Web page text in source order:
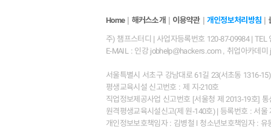
Home 해커스소개 | 이용약관 | 개인정보처리방침 |
주) 챔프스터디 | 사업자등록번호 120-87-09984 |
E-MAIL : 인강 jobhelp@hackers.com , 취업아카데
서울특별시 서초구 강남대로 61길 23(서초동 1316-
평생교육시설 신고번호 : 제 지-210호
직업정보제공사업 신고번호 [서울청 제 2013-19호]
원격평생교육시설신고(제 원-140호) | 등록번호 : 서
개인정보보호책임자 : 김병철 l 청소년보호책임자 :